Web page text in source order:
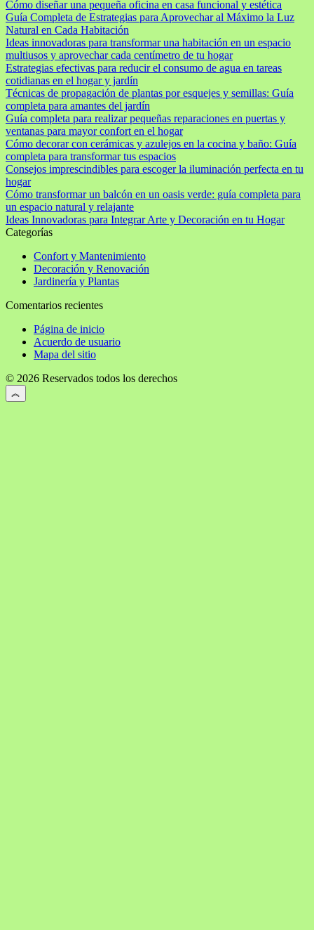
Cómo diseñar una pequeña oficina en casa funcional y estética
Guía Completa de Estrategias para Aprovechar al Máximo la Luz
Natural en Cada Habitación
Ideas innovadoras para transformar una habitación en un espacio
multiusos y aprovechar cada centímetro de tu hogar
Estrategias efectivas para reducir el consumo de agua en tareas
cotidianas en el hogar y jardín
Técnicas de propagación de plantas por esquejes y semillas: Guía
completa para amantes del jardín
Guía completa para realizar pequeñas reparaciones en puertas y
ventanas para mayor confort en el hogar
Cómo decorar con cerámicas y azulejos en la cocina y baño: Guía
completa para transformar tus espacios
Consejos imprescindibles para escoger la iluminación perfecta en tu
hogar
Cómo transformar un balcón en un oasis verde: guía completa para
un espacio natural y relajante
Ideas Innovadoras para Integrar Arte y Decoración en tu Hogar
Categorías
Confort y Mantenimiento
Decoración y Renovación
Jardinería y Plantas
Comentarios recientes
Página de inicio
Acuerdo de usuario
Mapa del sitio
© 2026 Reservados todos los derechos